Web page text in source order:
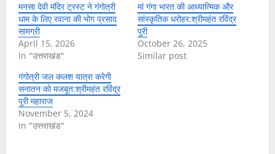
मनसा देवी मंदिर ट्रस्ट ने गंगोत्री
धाम के लिए रवाना की भोग प्रसाद
सामग्री
April 15, 2026
In "उत्तराखंड"
मां गंगा भारत की आध्यात्मिक और
सांस्कृतिक धरोहर:श्रीमहंत रविंद्र
पुरी
October 26, 2025
Similar post
गंगोत्री जल कलश यात्रा करेगी
सनातन को मजबूत:श्रीमहंत रविंद्र
पुरी महाराज
November 5, 2024
In "उत्तराखंड"